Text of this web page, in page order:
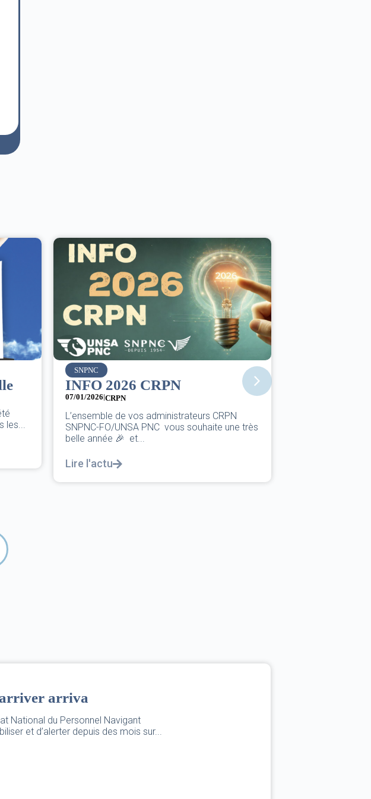
les...
SNPNC
INFO 2026 CRPN
07/01/2026|CRPN
L’ensemble de vos administrateurs CRPN
SNPNC-FO/UNSA PNC vous souhaite une très
belle année 🎉 et...
Lire l'actu
arriva
National du Personnel Navigant
et d’alerter depuis des mois sur...